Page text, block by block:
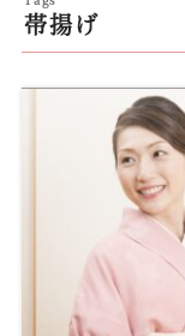
帯揚げ